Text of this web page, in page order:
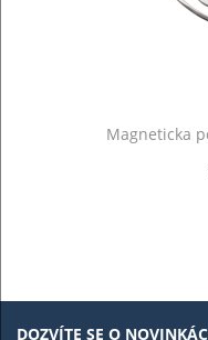
Magneticka
DOZVÍTE SE O